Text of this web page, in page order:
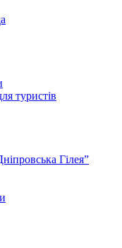
туристів
Гілея”